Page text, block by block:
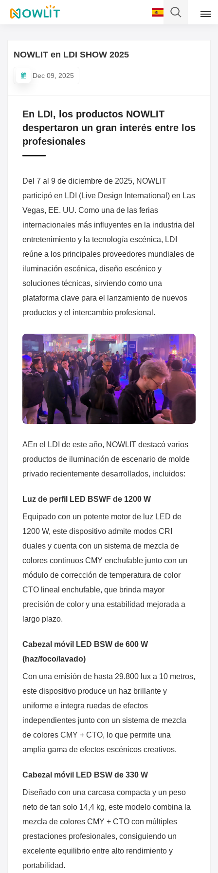
Español
Italiano
Español
한국의
Türkçe
NOWLIT en LDI SHOW 2025
Dec 09, 2025
En LDI, los productos NOWLIT
despertaron un gran interés entre los
profesionales
Del 7 al 9 de diciembre de 2025, NOWLIT
participó en LDI (Live Design International) en Las
Vegas, EE. UU. Como una de las ferias
internacionales más influyentes en la industria del
entretenimiento y la tecnología escénica, LDI
reúne a los principales proveedores mundiales de
iluminación escénica, diseño escénico y
soluciones técnicas, sirviendo como una
plataforma clave para el lanzamiento de nuevos
productos y el intercambio profesional.
AEn el LDI de este año, NOWLIT destacó varios
productos de iluminación de escenario de molde
privado recientemente desarrollados, incluidos:
Luz de perfil LED BSWF de 1200 W
Equipado con un potente motor de luz LED de
1200 W, este dispositivo admite modos CRI
duales y cuenta con un sistema de mezcla de
colores continuos CMY enchufable junto con un
módulo de corrección de temperatura de color
CTO lineal enchufable, que brinda mayor
precisión de color y una estabilidad mejorada a
largo plazo.
Cabezal móvil LED BSW de 600 W
(haz/foco/lavado)
Con una emisión de hasta 29.800 lux a 10 metros,
este dispositivo produce un haz brillante y
uniforme e integra ruedas de efectos
independientes junto con un sistema de mezcla
de colores CMY + CTO, lo que permite una
amplia gama de efectos escénicos creativos.
Cabezal móvil LED BSW de 330 W
Diseñado con una carcasa compacta y un peso
neto de tan solo 14,4 kg, este modelo combina la
mezcla de colores CMY + CTO con múltiples
prestaciones profesionales, consiguiendo un
excelente equilibrio entre alto rendimiento y
portabilidad.